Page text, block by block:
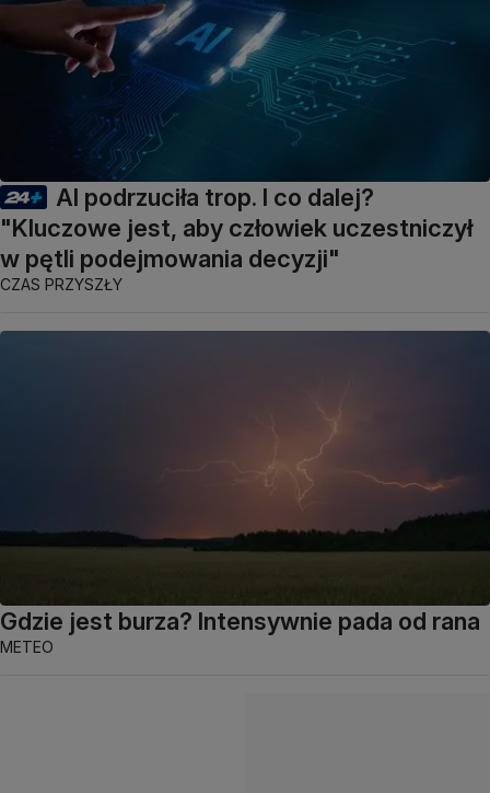
AI podrzuciła trop. I co dalej?
"Kluczowe jest, aby człowiek uczestniczył
w pętli podejmowania decyzji"
CZAS PRZYSZŁY
Gdzie jest burza? Intensywnie pada od rana
METEO